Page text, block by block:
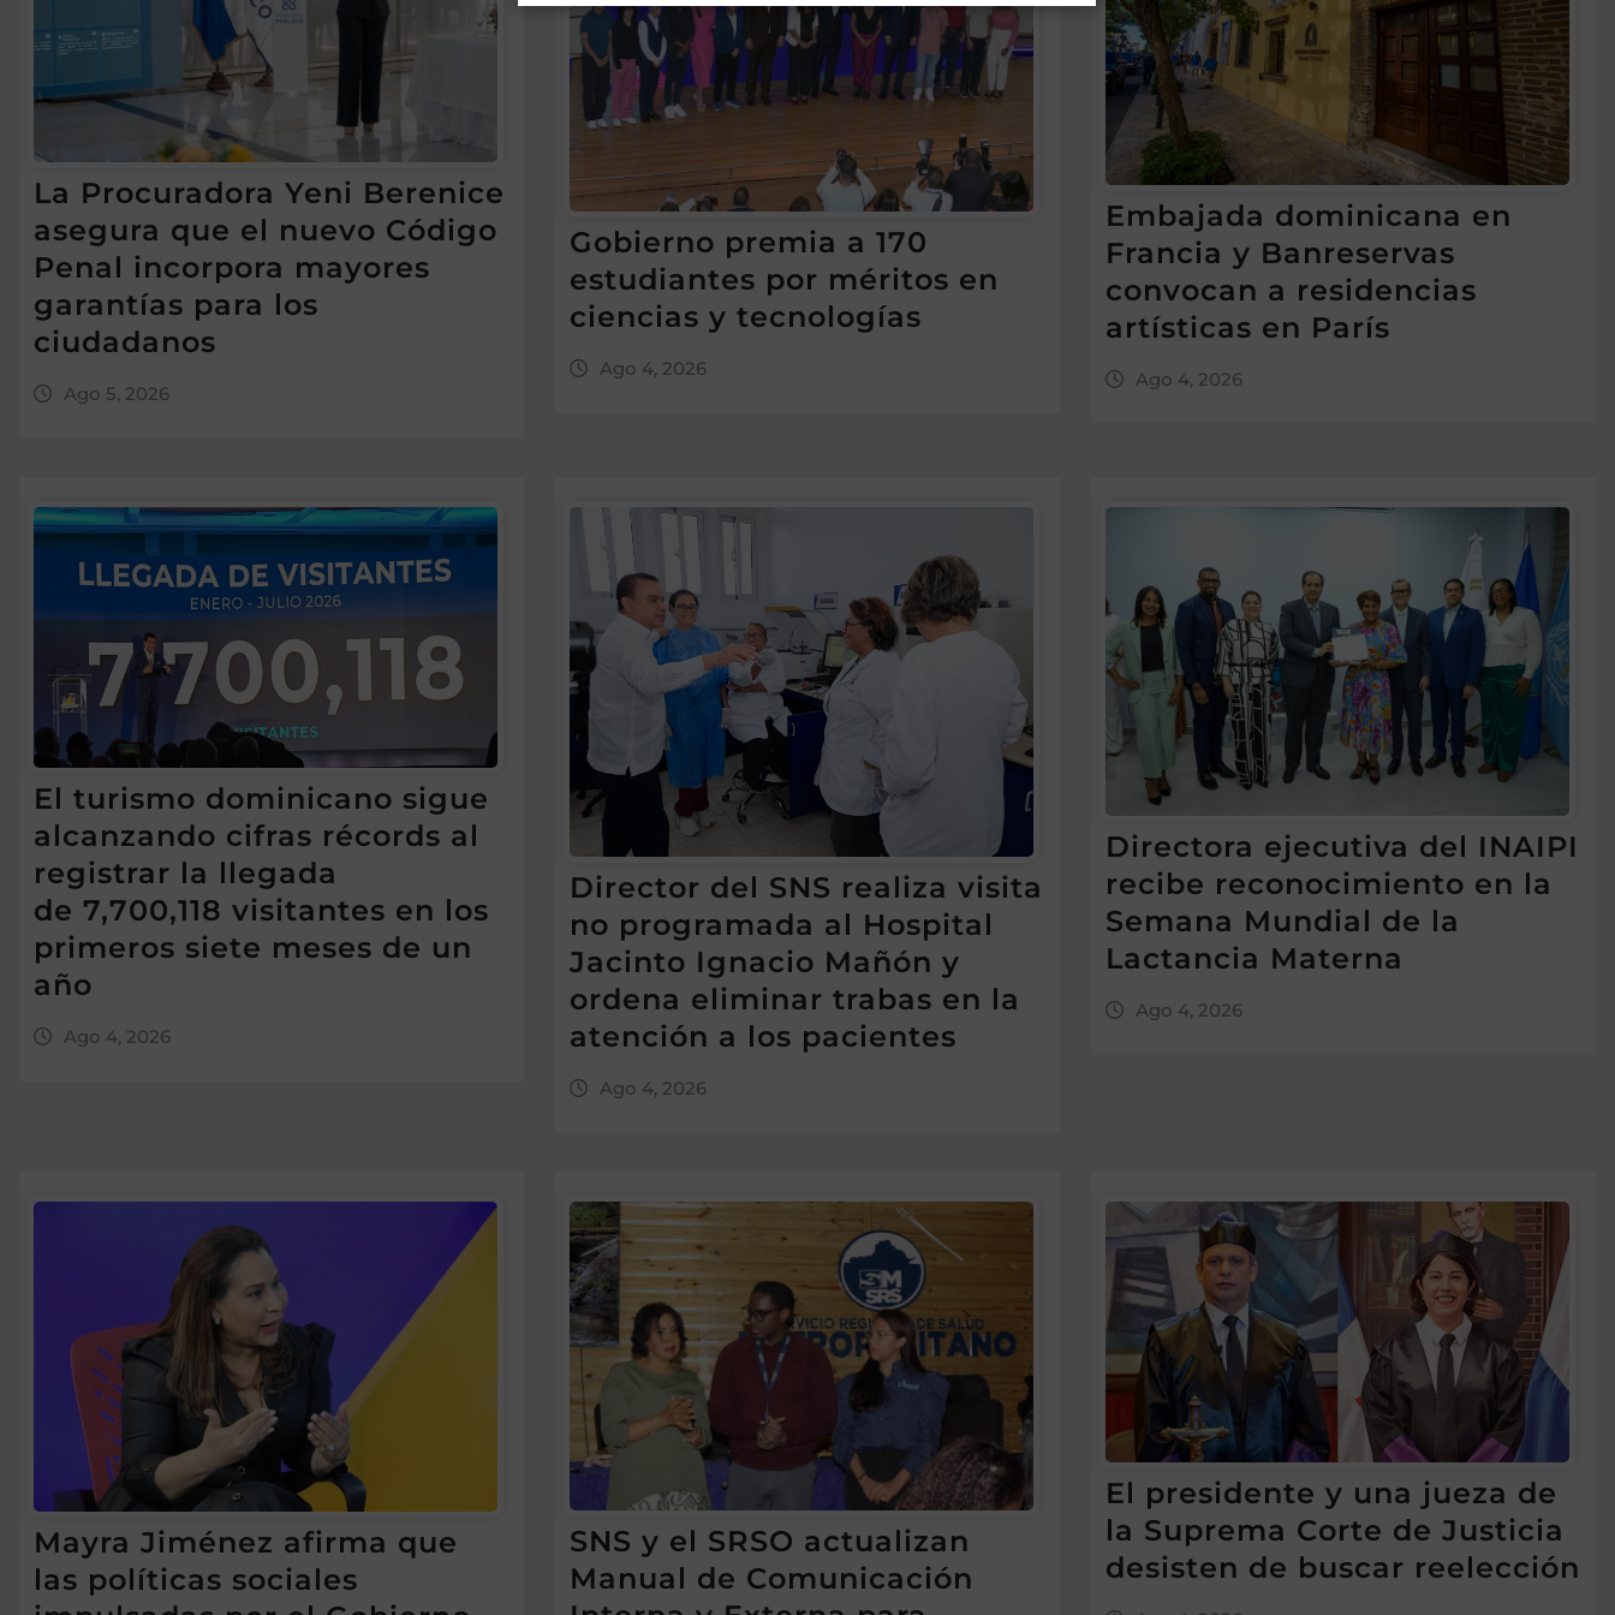
La Procuradora Yeni Berenice
asegura que el nuevo Código
Penal incorpora mayores
garantías para los
ciudadanos
Ago 5, 2026
Gobierno premia a 170
estudiantes por méritos en
ciencias y tecnologías
Ago 4, 2026
Embajada dominicana en
Francia y Banreservas
convocan a residencias
artísticas en París
Ago 4, 2026
El turismo dominicano sigue
alcanzando cifras récords al
registrar la llegada
de 7,700,118 visitantes en los
primeros siete meses de un
año
Ago 4, 2026
Director del SNS realiza visita
no programada al Hospital
Jacinto Ignacio Mañón y
ordena eliminar trabas en la
atención a los pacientes
Ago 4, 2026
Directora ejecutiva del INAIPI
recibe reconocimiento en la
Semana Mundial de la
Lactancia Materna
Ago 4, 2026
Mayra Jiménez afirma que
las políticas sociales
SNS y el SRSO actualizan
Manual de Comunicación
El presidente y una jueza de
la Suprema Corte de Justicia
desisten de buscar reelección